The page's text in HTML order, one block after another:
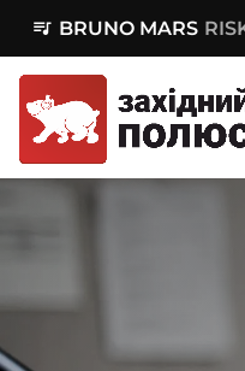
queue_music BRUNO MARS